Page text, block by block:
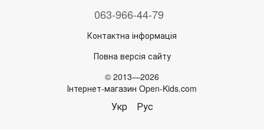
063-966-44-79
Контактна інформація
Повна версія сайту
© 2013—2026
Інтернет-магазин Open-Kids.com
Укр Рус